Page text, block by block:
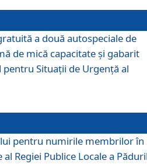
a două autospeciale de
de mică capacitate și gabarit
Situaţii de Urgenţă al
pentru numirile membrilor în
Regiei Publice Locale a